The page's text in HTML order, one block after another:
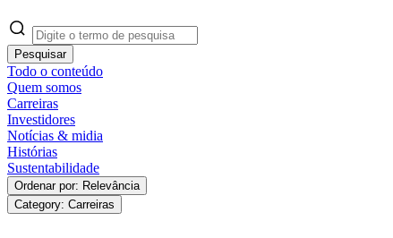
Pesquisar
Todo o conteúdo
Quem somos
Carreiras
Investidores
Notícias & midia
Histórias
Sustentabilidade
Ordenar por: Relevância
Category: Carreiras